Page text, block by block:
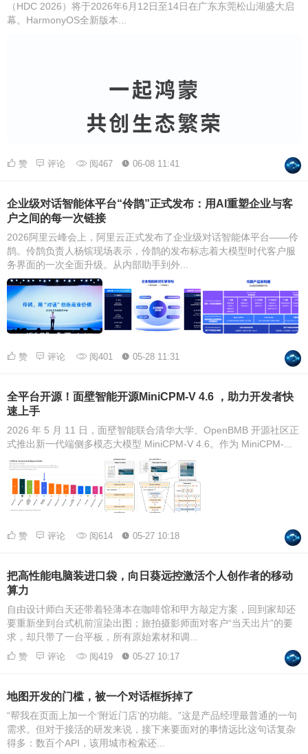
（HDC 2026）将于2026年6月12日至14日在广东东莞松山湖盛大启
幕。HarmonyOS全新版本...
赞 评论 阅467 06-08 11:41
企业级对话智能体平台“伶鹊”正式发布：用AI重塑企业与客
户之间的每一次链接
2026阿里云峰会上，阿里云正式发布了企业级对话智能体平台——伶
鹊。伶鹊负责人杨镔现场表示，伶鹊的发布标志着大模型时代客户服
务界面的一次全面升级。从内部助手到外...
赞 评论 阅401 05-28 11:31
全平台开源！面壁智能开源MiniCPM-V 4.6 ，助力开发者快
速上手
2026 年 5 月 11 日，面壁智能联合清华大学、OpenBMB 开源社区正
式推出新一代端侧多模态大模型 MiniCPM-V 4.6。作为 MiniCPM-...
赞 评论 阅614 05-27 10:18
把高性能电脑装进口袋，向日葵远控激活个人创作者的移动
算力
自由设计师白天还带着轻薄本在咖啡馆和甲方敲定方案，回到家却还
要重新坐到台式机前渲染出图；旅拍摄影师面对客户“当天出片”的要
求，却只带了一台平板，所有原始素材和调...
赞 评论 阅419 05-27 10:17
地图开发的门槛，被一个对话框拆掉了
“帮我在页面上加一个‘附近门店’的功能。”这是产品经理最普通的一句
需求。但对于接活的研发来说，接下来要面对的事情远比这句话复杂
得多：数百个API，该用城市检索还...